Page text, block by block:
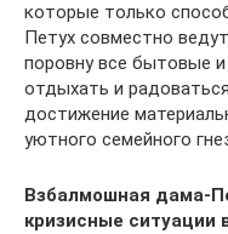
которые только
Петух совместно
поровну все бытовые
отдыхать и
достижение
уютного семейного
Взбалмошная дама-
кризисные ситуации